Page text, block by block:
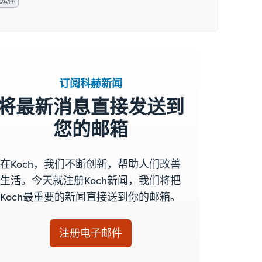
订阅科赫新闻
最新消息直接发送到
您的邮箱
在Koch，我们不断创新，帮助人们改善
生活。今天就注册Koch新闻，我们将把
Koch最重要的新闻直接送到你的邮箱。
注册电子邮件